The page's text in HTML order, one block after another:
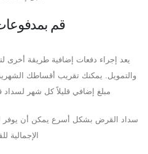
قم
يعد إجراء دفعات إضافية طريقة أخرى
والتمويل. يمكنك تقريب أقساطك
مبلغ إضافي قليلاً كل شهر
سداد القرض بشكل أسرع يمكن أن يوفر لك
الإجمالية